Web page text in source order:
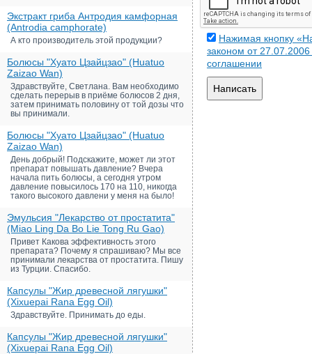
Экстракт гриба Антродия камфорная
(Antrodia camphorate)
А кто производитель этой продукции?
Болюсы "Хуато Цзайцзао" (Huatuo
Zaizao Wan)
Здравствуйте, Светлана. Вам необходимо
сделать перерыв в приёме болюсов 2 дня,
затем принимать половину от той дозы что
вы принимали.
Болюсы "Хуато Цзайцзао" (Huatuo
Zaizao Wan)
День добрый! Подскажите, может ли этот
препарат повышать давление? Вчера
начала пить болюсы, а сегодня утром
давление повысилось 170 на 110, никогда
такого высокого давлени у меня на было!
Эмульсия "Лекарство от простатита"
(Miao Ling Da Bo Lie Tong Ru Gao)
Привет Какова эффективность этого
препарата? Почему я спрашиваю? Мы все
принимали лекарства от простатита. Пишу
из Турции. Спасибо.
Капсулы "Жир древесной лягушки"
(Xixuepai Rana Egg Oil)
Здравствуйте. Принимать до еды.
Капсулы "Жир древесной лягушки"
(Xixuepai Rana Egg Oil)
Нажимая кнопку
законом от
соглашении
Написать